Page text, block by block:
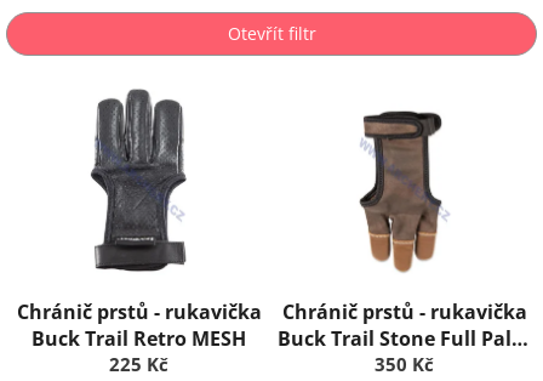
p
r
Otevřít filtr
dChránič prstů - rukavička
Buck Trail Retro MESH
225 Kč
Chránič prstů - rukavička
Buck Trail Stone Full Palm
s cordovanem
350 Kč